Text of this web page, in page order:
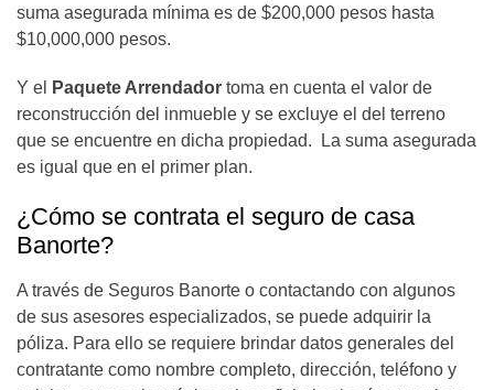
suma asegurada mínima es de $200,000 pesos hasta
$10,000,000 pesos.
Y el Paquete Arrendador toma en cuenta el valor de
reconstrucción del inmueble y se excluye el del terreno
que se encuentre en dicha propiedad. La suma asegurada
es igual que en el primer plan.
¿Cómo se contrata el seguro de casa
Banorte?
A través de Seguros Banorte o contactando con algunos
de sus asesores especializados, se puede adquirir la
póliza. Para ello se requiere brindar datos generales del
contratante como nombre completo, dirección, teléfono y